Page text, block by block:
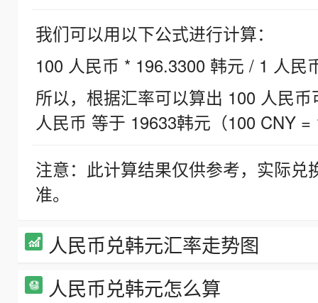
我们可以用以下公式进行计算：
100 人民币 * 196.3300 韩元 / 1 人民
所以，根据汇率可以算出 100 人民
人民币 等于 19633韩元（100 CNY =
注意：此计算结果仅供参考，实际
准。
人民币兑韩元汇率走势图
人民币兑韩元怎么算